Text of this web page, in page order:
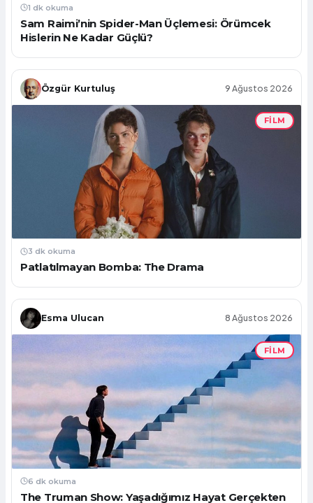
1 dk okuma
Sam Raimi’nin Spider-Man Üçlemesi: Örümcek
Hislerin Ne Kadar Güçlü?
Özgür Kurtuluş 9 Ağustos 2026
FILM
3 dk okuma
Patlatılmayan Bomba: The Drama
Esma Ulucan 8 Ağustos 2026
FILM
6 dk okuma
The Truman Show: Yaşadığımız Hayat Gerçekten